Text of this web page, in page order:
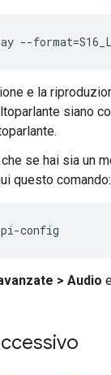
--
e la
siano
che se hai sia un
questo comando:
config
> Audio